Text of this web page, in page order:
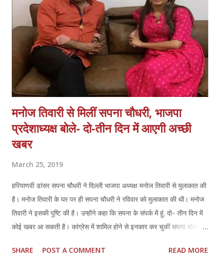
फायदा उठाने का प्रयास करेंगे। स्मिथ हालांकि अभी तक कोहनी की चोट से पूरी
तरह से नहीं उबर सके हैं और फिटनेस हासिल करने में उन्हें थोड़ा और समय लगेगा।
इंग्लैंड...
मनोज तिवारी से मिलीं सपना चौधरी, भाजपा
प्रदेशाध्यक्ष बोले- दो-तीन दिन में आएगी अच्छी
खबर
March 25, 2019
हरियाणवी डांसर सपना चौधरी ने दिल्ली भाजपा अध्यक्ष मनोज तिवारी से मुलाकात की
है। मनोज तिवारी के घर पर ही सपना चौधरी ने रविवार को मुलाकात की थी। मनोज
तिवारी ने इसकी पुष्टि की है। उन्होंने कहा कि सपना के संपर्क में हूं, दो- तीन दिन में
कोई खबर आ सकती है। कांग्रेस में शामिल होने से इनकार कर चुकीं सपना चौधरी के
'सपना चौधरी भाजपा में शामिल हो गई हैं या आगे होंगी' के सवाल पर मनोज तिवारी ने
SHARE POST A COMMENT READ MORE